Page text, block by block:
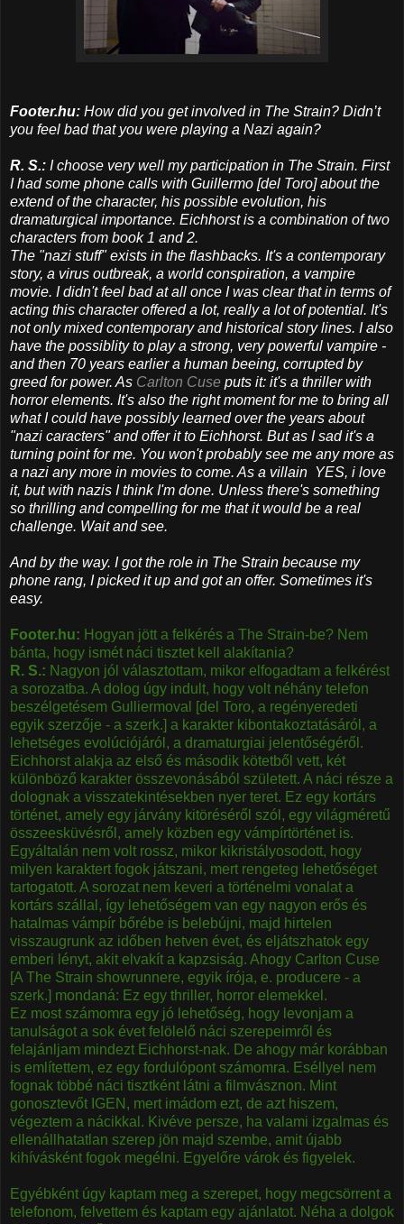
Footer.hu: How did you get involved in The Strain? Didn’t
you feel bad that you were playing a Nazi again?
R. S.: ​I choose very well my participation in The Strain. First
I had some phone calls with Guillermo [del Toro] about the
extend of the character, his possible evolution, his
dramaturgical importance. Eichhorst is a combination of two
characters from book 1 and 2.
The "nazi stuff" exists in the flashbacks. It's a contemporary
story​​, a virus outbreak, a world conspiration, a vampire
movie. I didn't feel bad at all once I was clear that in terms of
acting this character offered a lot, really a lot of potential. It's
not only mixed contemporary and historical story lines. I also
have the possiblity to play a strong, very powerful vampire -
and then 70 years earlier a human beeing, corrupted by
greed for power. As Carlton Cuse puts it: it's a thriller with
horror elements. It's also the right moment for me to bring all
what I could have possibly learned over the years about
"nazi caracters" and ​offer it to Eichhorst. But as I sad it's a
turning point for me. You won't probably see me any more as
a nazi any more in movies to come. As a villain YES, i love
it, but with nazis I think I'm done. Unless there's something
so thrilling and compelling for me that it would be a real
challenge. Wait and see.
And by the way. I got the role in The Strain because my
phone rang, I picked it up and got an offer. Sometimes it's
easy.
Footer.hu: Hogyan jött a felkérés a The Strain-be? Nem
bánta, hogy ismét náci tisztet kell alakítania?
R. S.: Nagyon jól választottam, mikor elfogadtam a felkérést
a sorozatba. A dolog úgy indult, hogy volt néhány telefon
beszélgetésem Gulliermoval [del Toro, a regényeredeti
egyik szerzője - a szerk.] a karakter kibontakoztatásáról, a
lehetséges evolúciójáról, a dramaturgiai jelentőségéről.
Eichhorst alakja az első és második kötetből vett, két
különböző karakter összevonásából született. A náci része a
dolognak a visszatekintésekben nyer teret. Ez egy kortárs
történet, amely egy járvány kitöréséről szól, egy világméretű
összeesküvésről, amely közben egy vámpírtörténet is.
Egyáltalán nem volt rossz, mikor kikristályosodott, hogy
milyen karaktert fogok játszani, mert rengeteg lehetőséget
tartogatott. A sorozat nem keveri a történelmi vonalat a
kortárs szállal, így lehetőségem van egy nagyon erős és
hatalmas vámpír bőrébe is belebújni, majd hirtelen
visszaugrunk az időben hetven évet, és eljátszhatok egy
emberi lényt, akit elvakít a kapzsiság. Ahogy Carlton Cuse
[A The Strain showrunnere, egyik írója, e. producere - a
szerk.] mondaná: Ez egy thriller, horror elemekkel.
Ez most számomra egy jó lehetőség, hogy levonjam a
tanulságot a sok évet felölelő náci szerepeimről és
felajánljam mindezt Eichhorst-nak. De ahogy már korábban
is említettem, ez egy fordulópont számomra. Eséllyel nem
fognak többé náci tisztként látni a filmvásznon. Mint
gonosztevőt IGEN, mert imádom ezt, de azt hiszem,
végeztem a nácikkal. Kivéve persze, ha valami izgalmas és
ellenállhatatlan szerep jön majd szembe, amit újabb
kihívásként fogok megélni. Egyelőre várok és figyelek.
Egyébként úgy kaptam meg a szerepet, hogy megcsörrent a
telefonom, felvettem és kaptam egy ajánlatot. Néha a dolgok